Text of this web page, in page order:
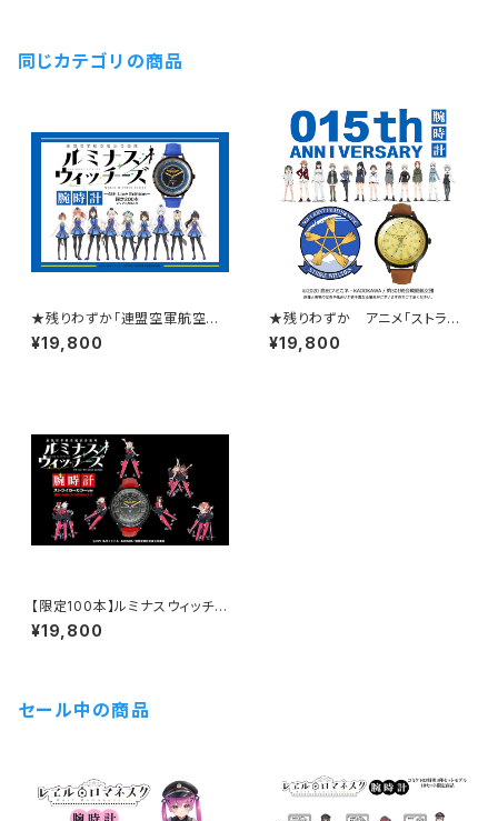
同じカテゴリの商品
★残りわずか「連盟空軍航空魔
法音楽隊ルミナスウィッチーズ」
部隊モデル第3弾「Blue stage
¥19,800
★残りわずか アニメ「ストライ
クウィッチーズ」シリーズ「０１５」
周年記念腕時計 「５０１」部隊モ
¥19,800
【限定100本】ルミナスウィッチー
ズ 「連盟空軍航空魔法音楽隊ル
ミナスウィッチーズ」コラボウォッ
¥19,800
セール中の商品